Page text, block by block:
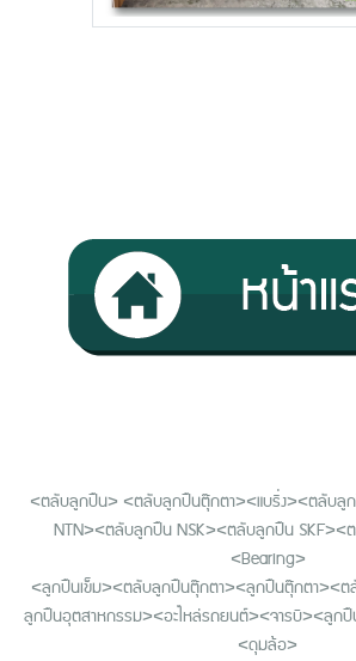
<ตลับลูกปืน> <ตลับลูกปืนตุ๊กตา><แบริ่ง><ตลับลู
NTN><ตลับลูกปืน NSK><ตลับลูกปืน SKF><
<Bearing>
<ลูกปืนเข็ม><ตลับลูกปืนตุ๊กตา><ลูกปืนตุ๊กตา><
ลูกปืนอุตสาหกรรม><อะไหล่รถยนต์><จารบี><ลูก
<ดุมล้อ>